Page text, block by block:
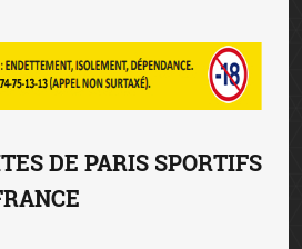
DE PARIS SPORTIFS